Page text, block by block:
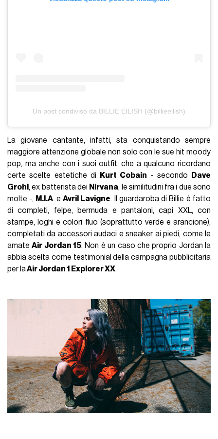
Un post condiviso da BILLIE EILISH (@billieeilish)
La giovane cantante, infatti, sta conquistando sempre
maggiore attenzione globale non solo con le sue hit moody
pop, ma anche con i suoi outfit, che a qualcuno ricordano
certe scelte estetiche di Kurt Cobain - secondo
Dave
Grohl , ex batterista dei Nirvana, le similitudini fra i due sono
molte -, M.I.A. eAvril Lavigne. Il guardaroba di Billie è fatto
di completi, felpe, bermuda e pantaloni, capi XXL, con
stampe, loghi e colori fluo (soprattutto verde e arancione),
completati da accessori audaci e sneaker ai piedi, come le
amateAir Jordan 15. Non è un caso che proprio Jordan la
abbia scelta come testimonial della campagna pubblicitaria
per laAir Jordan 1 Explorer XX.